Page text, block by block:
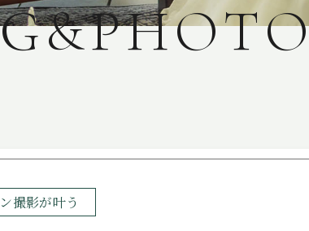
G&PHOT
撮影が叶う